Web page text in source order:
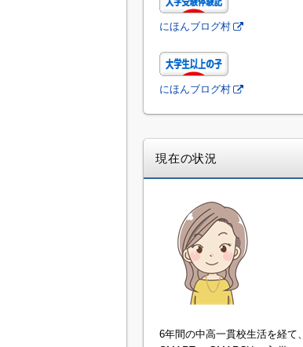
にほんブログ村
にほんブログ村
現在の状況
6年間の中高一貫校生活を経て、